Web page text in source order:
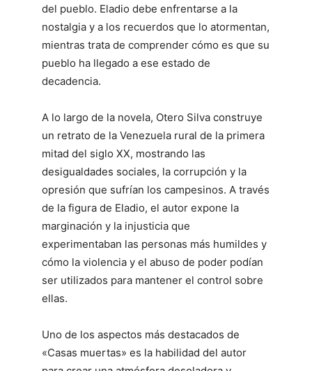
del pueblo. Eladio debe enfrentarse a la
nostalgia y a los recuerdos que lo atormentan,
mientras trata de comprender cómo es que su
pueblo ha llegado a ese estado de
decadencia.
A lo largo de la novela, Otero Silva construye
un retrato de la Venezuela rural de la primera
mitad del siglo XX, mostrando las
desigualdades sociales, la corrupción y la
opresión que sufrían los campesinos. A través
de la figura de Eladio, el autor expone la
marginación y la injusticia que
experimentaban las personas más humildes y
cómo la violencia y el abuso de poder podían
ser utilizados para mantener el control sobre
ellas.
Uno de los aspectos más destacados de
«Casas muertas» es la habilidad del autor